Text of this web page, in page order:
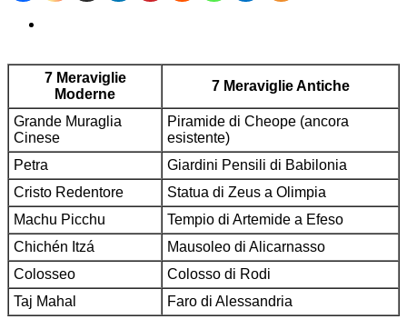
7 Meraviglie
Moderne
7 Meraviglie Antiche
Grande Muraglia
Cinese
Piramide di Cheope (ancora
esistente)
Petra
Giardini Pensili di Babilonia
Cristo Redentore
Statua di Zeus a Olimpia
Machu Picchu
Tempio di Artemide a Efeso
Chichén Itzá
Mausoleo di Alicarnasso
Colosseo
Colosso di Rodi
Taj Mahal
Faro di Alessandria